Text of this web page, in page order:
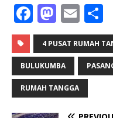
F
a
c
e
b
o
M
a
st
o
d
o
E
m
ai
l
4 PUSAT RUMAH
BULUKUMBA
RUMAH TANGGA